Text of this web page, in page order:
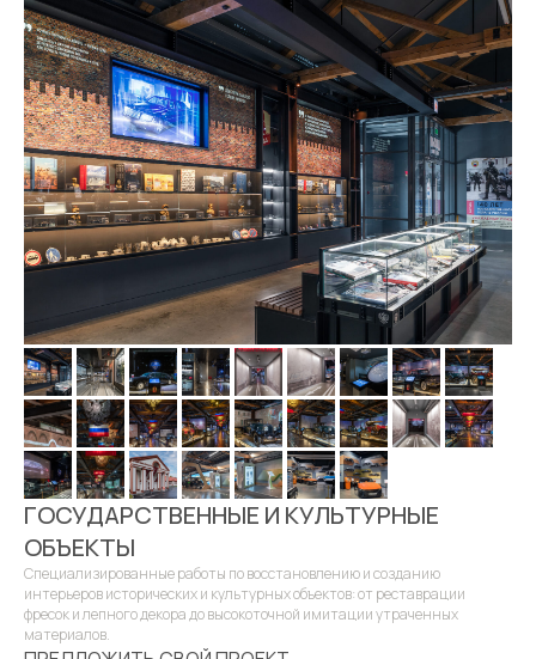
ГОСУДАРСТВЕННЫЕ И КУЛЬТУРНЫЕ
ОБЪЕКТЫ
Специализированные работы по восстановлению и созданию
интерьеров исторических и культурных объектов: от реставрации
фресок и лепного декора до высокоточной имитации утраченных
материалов.